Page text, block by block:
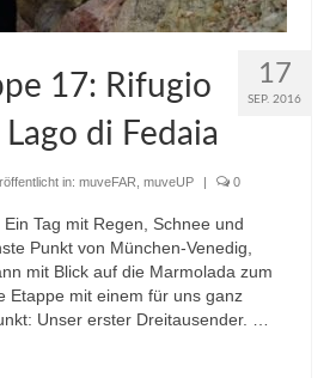
17
SEP. 2016
17: Rifugio
di Fedaia
in: muveFAR muveUP 0
Tag mit Regen, Schnee und
Punkt von München-Venedig,
mit Blick auf die Marmolada zum
Etappe mit einem für uns ganz
Unser erster Dreitausender. …